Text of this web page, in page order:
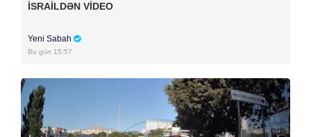
İSRAİLDƏN VİDEO
Yeni Sabah
Bu gün 15:57